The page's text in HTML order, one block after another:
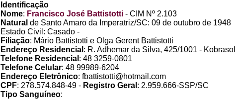
Identificação
Nome: Francisco José Battistotti - CIM Nº 2.103
Natural de Santo Amaro da Imperatriz/SC: 09 de outubro de 1948
Estado Civil: Casado -
Filiação: Mário Battistotti e Olga Gerent Battistotti
Endereço Residencial : R. Adhemar da Silva, 425/1001 -
Telefone Residencial : 48 3259-0801
Telefone Celular: 48 99989-6204
Endereço Eletrônico: fbattistotti@hotmail.com
CPF: 278.574.848-49 - Registro Geral : 2.959.666-SSP/SC
Tipo Sanguíneo: